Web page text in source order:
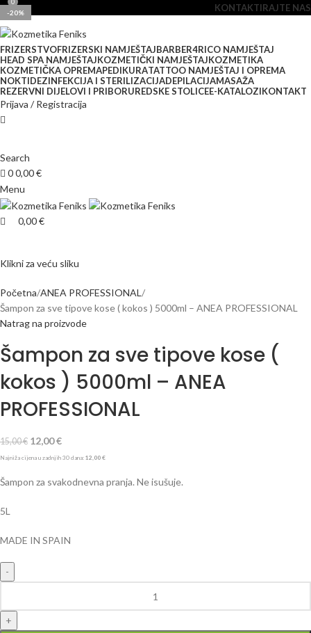
KONTAKTIRAJTE NAS
FRIZERSTVOFRIZERSKI NAMJEŠTAJBARBER4RICO NAMJEŠTAJ
HEAD SPA NAMJEŠTAJKOZMETIČKI NAMJEŠTAJKOZMETIKA
KOZMETIČKA OPREMAPEDIKURATATTOO NAMJEŠTAJ I OPREMA
NOKTIDEZINFEKCIJA I STERILIZACIJADEPILACIJAMASAŽA
REZERVNI DIJELOVI I PRIBORUREDSKE STOLICEE-KATALOZIKONTAKT
Prijava / Registracija
Search
00,00€
Menu
0
0,00€
-20%
Klikni za veću sliku
Početna ANEA PROFESSIONAL
Šampon za sve tipove kose ( kokos ) 5000ml – ANEA PROFESSIONAL
Natrag na proizvode
Šampon za sve tipove kose (
kokos ) 5000ml – ANEA
PROFESSIONAL
15,00€ 12,00€
Najniža cijena u zadnjih 30 dana: 12,00 €
Šampon za svakodnevna pranja. Ne isušuje.
5L
MADE IN SPAIN